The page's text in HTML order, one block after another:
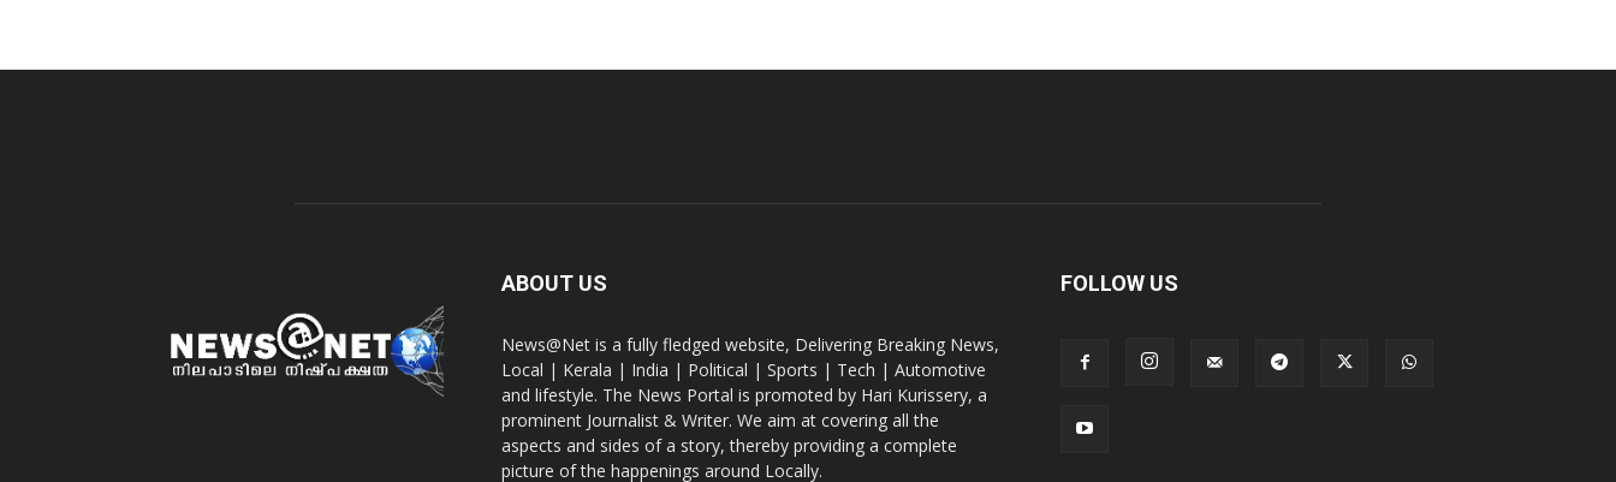
ABOUT US
News@Net is a fully fledged website, Delivering Breaking News,
Local | Kerala | India | Political | Sports | Tech | Automotive
and lifestyle. The News Portal is promoted by Hari Kurissery, a
prominent Journalist & Writer. We aim at covering all the
aspects and sides of a story, thereby providing a complete
picture of the happenings around Locally.
FOLLOW US